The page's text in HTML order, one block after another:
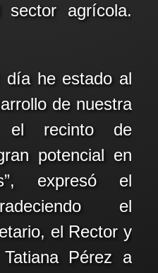
sector agrícola.
día he estado al
de nuestra
el recinto de
potencial en
expresó el
el
el Rector y
Pérez a